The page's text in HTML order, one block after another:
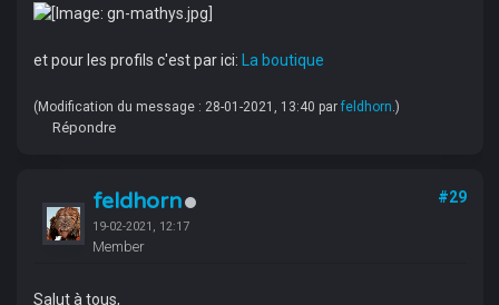
et pour les profils c'est par ici: La boutique
(Modification du message : 28-01-2021, 13:40 par feldhorn.)
Répondre
feldhorn
19-02-2021, 12:17
Member
#29
Salut à tous,